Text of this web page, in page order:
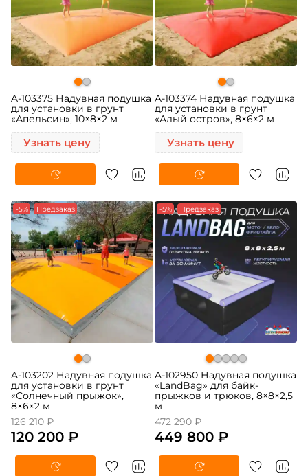
A-103375 Надувная подушка
для установки в грунт
«Апельсин», 10×8×2 м
Узнать цену
A-103374 Надувная подушка
для установки в грунт
«Алый остров», 8×6×2 м
Узнать цену
-5% Предзаказ
A-103202 Надувная подушка
для установки в грунт
«Солнечный прыжок»,
8×6×2 м
126 210 ₽
120 200 ₽
-5% Предзаказ
A-102950 Надувная подушка
«LandBag» для байк-
прыжков и трюков, 8×8×2,5
м
472 290 ₽
449 800 ₽